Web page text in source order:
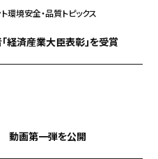
環境安全・品質トピックス
経済産業大臣表彰」を受賞
動画第一弾を公開